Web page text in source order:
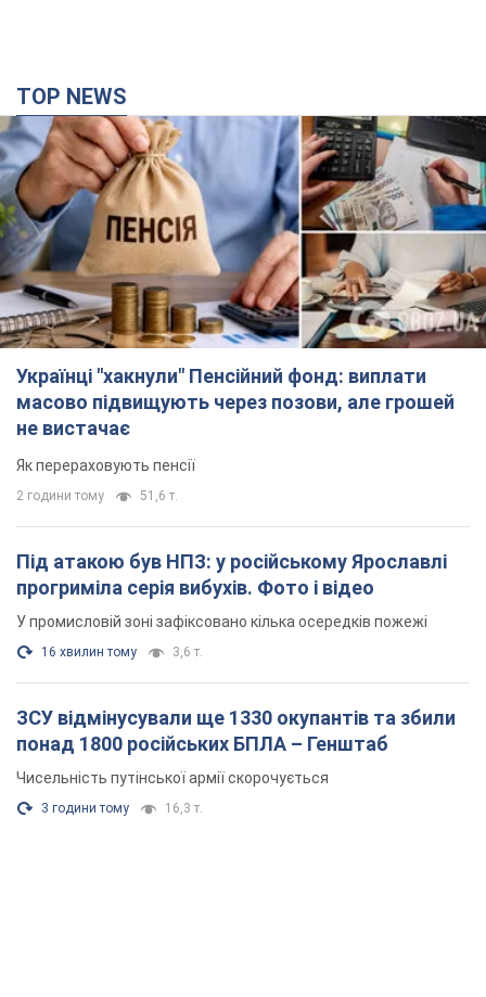
Українці "хакнули" Пенсійний фонд: виплати
масово підвищують через позови, але грошей
не вистачає
Як перераховують пенсії
2 години тому 51,6 т.
Під атакою був НПЗ: у російському Ярославлі
прогриміла серія вибухів. Фото і відео
У промисловій зоні зафіксовано кілька осередків пожежі
16 хвилин тому
ЗСУ відмінусували ще 1330 окупантів та збили
понад 1800 російських БПЛА – Генштаб
Чисельність путінської армії скорочується
3 години тому 16,3 т.